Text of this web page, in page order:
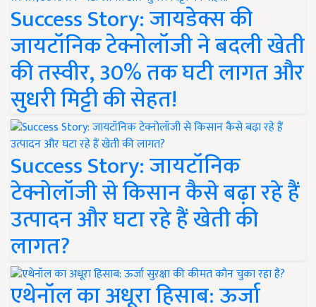
Success Story: जायडेक्स की
जायटॉनिक टेक्नोलॉजी ने बदली खेती
की तस्वीर, 30% तक घटी लागत और
सुधरी मिट्टी की सेहत!
Success Story: जायटॉनिक
टेक्नोलॉजी से किसान कैसे बढ़ा रहे हैं
उत्पादन और घटा रहे हैं खेती की
लागत?
एथेनॉल का अधूरा हिसाब: ऊर्जा